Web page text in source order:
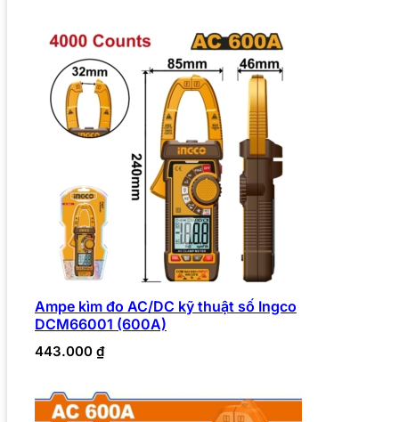
Ampe kìm đo AC/DC kỹ thuật số Ingco
DCM66001 (600A)
443.000 ₫